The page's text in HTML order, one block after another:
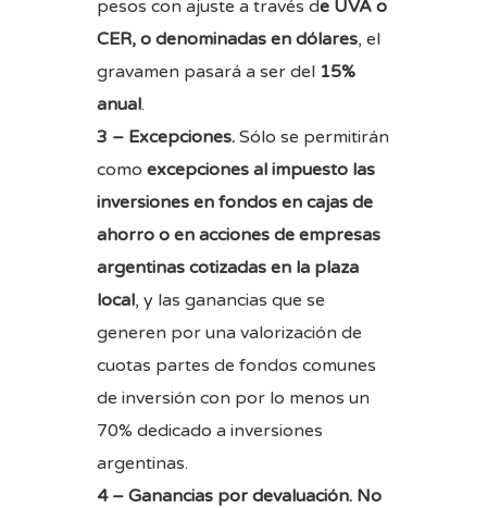
pesos con ajuste a través de UVA o
CER, o denominadas en dólares, el
gravamen pasará a ser del 15%
anual.
3 – Excepciones. Sólo se permitirán
como excepciones al impuesto las
inversiones en fondos en cajas de
ahorro o en acciones de empresas
argentinas cotizadas en la plaza
local, y las ganancias que se
generen por una valorización de
cuotas partes de fondos comunes
de inversión con por lo menos un
70% dedicado a inversiones
argentinas.
4 – Ganancias por devaluación. No